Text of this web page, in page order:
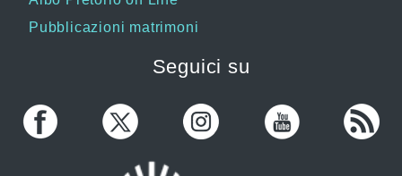
Pubblicazioni matrimoni
Seguici su